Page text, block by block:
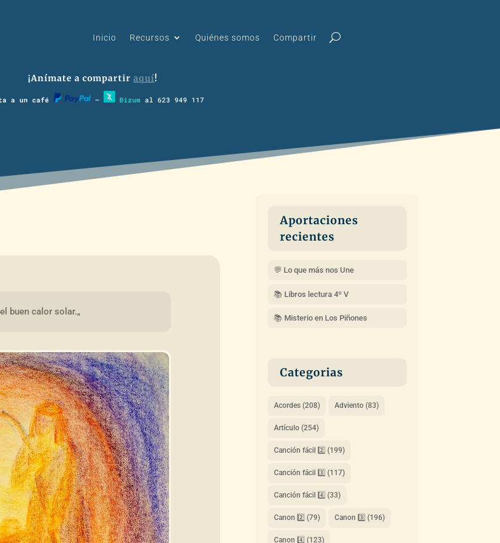
Inicio Recursos Quiénes somos Compartir
¡Anímate a compartir aquí!
a un café – Bizum al 623 949 117
buen calor solar.„
Aportaciones
recientes
💬 Lo que más nos Une
📚 Libros lectura 4º V
📚 Misterio en Los Piñones
Categorias
Acordes(208) Adviento(83)
Artículo(254)
Canción fácil 2️⃣ (199)
Canción fácil 3️⃣ (117)
Canción fácil 4️⃣ (33)
Canon 2️⃣ (79) Canon 3️⃣ (196)
Canon 4️⃣ (123)